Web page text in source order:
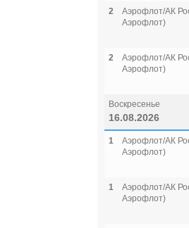
2
Аэрофлот/АК
Аэрофлот)
2
Аэрофлот/АК
Аэрофлот)
Воскресенье
16.08.2026
1
Аэрофлот/АК
Аэрофлот)
1
Аэрофлот/АК
Аэрофлот)